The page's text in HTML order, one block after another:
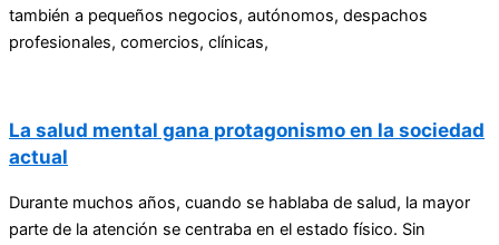
también a pequeños negocios, autónomos, despachos
profesionales, comercios, clínicas,
La salud mental gana protagonismo en la sociedad
actual
Durante muchos años, cuando se hablaba de salud, la mayor
parte de la atención se centraba en el estado físico. Sin